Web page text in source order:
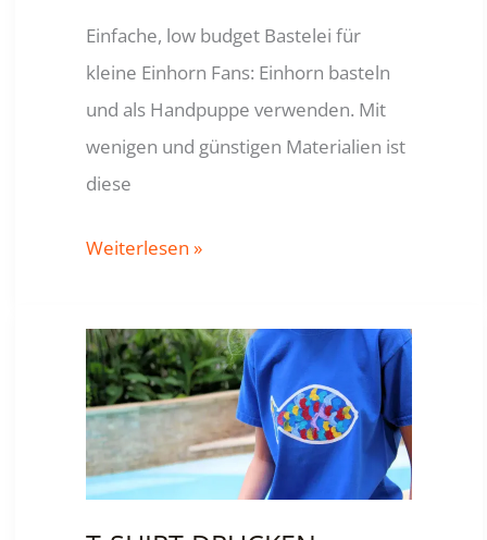
Einfache, low budget Bastelei für
kleine Einhorn Fans: Einhorn basteln
und als Handpuppe verwenden. Mit
wenigen und günstigen Materialien ist
diese
PAPIERTÜTEN
/
HANDPUPPE
Weiterlesen »